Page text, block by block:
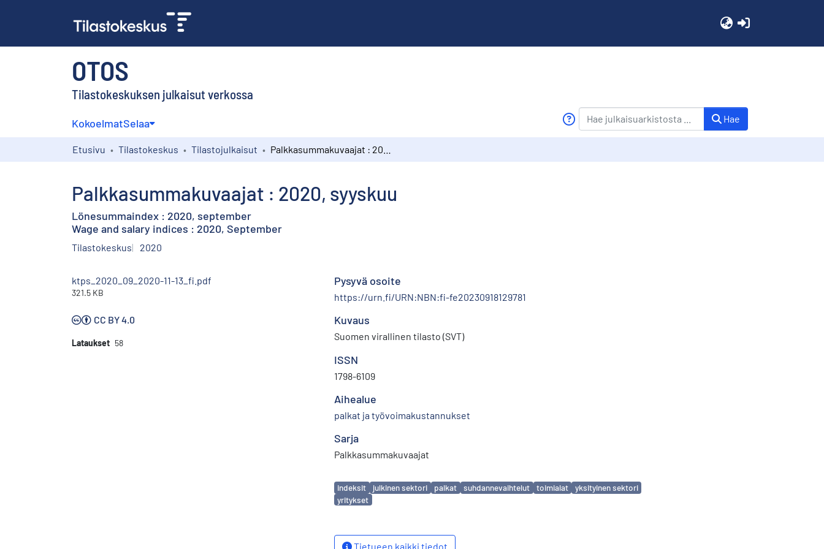
OTOS
Tilastokeskuksen julkaisut verkossa
KokoelmatSelaa Hae
Etusivu Tilastokeskus Tilastojulkaisut
Palkkasummakuvaajat : 2020, syyskuu
Lönesummaindex : 2020, september
Wage and salary indices : 2020, September
Tilastokeskus 2020
ktps_2020_09_2020-11-13_fi.pdf
321.5 KB
CC BY 4.0
Lataukset 58
Pysyvä osoite
https://urn.fi/URN:NBN:fi-fe20230918129781
Kuvaus
Suomen virallinen tilasto (SVT)
ISSN
1798-6109
Aihealue
palkat ja työvoimakustannukset
Sarja
Palkkasummakuvaajat
Avainsanat
indeksit julkinen sektori palkat suhdannevaihtelut toimialat
yksityinen sektori
yritykset
Tietueen kaikki tiedot